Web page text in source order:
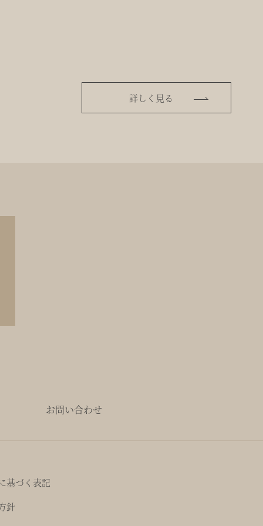
詳しく見る
お問い合わせ
基づく表記
針